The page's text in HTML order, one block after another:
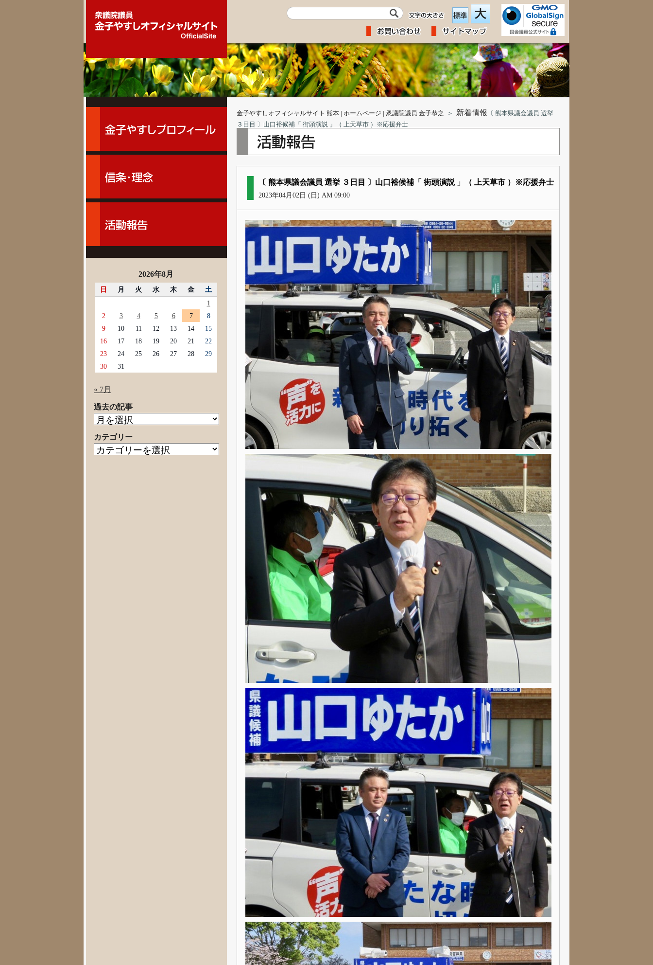
金子やすしオフィシャルサイト 熊本 | ホームページ | 衆議院議員 金子恭之 ＞ 新着情報
〔 熊本県議会議員 選挙
３日目 〕山口裕候補「 街頭演説 」（ 上天草市 ）※応援弁士
〔 熊本県議会議員 選挙 ３日目 〕山口裕候補「 街頭演説 」（ 上天草市 ）※応援弁士
2023年04月02日 (日) AM 09:00
2026年8月
日 月 火 水 木 金
土
1
2
3 4 5 6 7
8
9
10 11 12 13 14
15
16
17 18 19 20 21
22
23
24 25 26 27 28
29
30
31
« 7月
過去の記事
過
の
記
カテゴリー
カ